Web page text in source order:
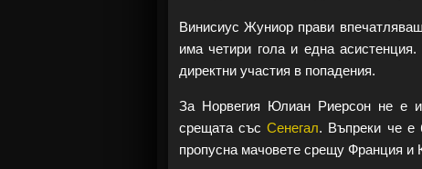
Винисиус Жуниор прави
има четири гола и една
директни участия в попадения.
За Норвегия Юлиан Риерсон не е
срещата съсСенегал. Въпреки че е
пропусна мачовете срещу Франция и